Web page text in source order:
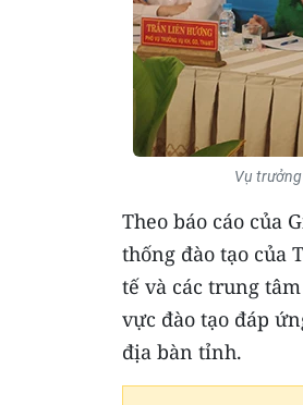
Vụ trưởng
Theo báo cáo của
thống đào tạo của
tế và các trung
vực đào tạo đáp
địa bàn tỉnh.